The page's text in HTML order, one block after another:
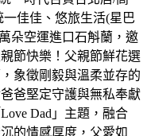
佳佳、悠旅生活(星巴
朵空運進口石斛蘭，邀
節快樂！父親節鮮花選
象徵剛毅與溫柔並存的
爸堅定守護與無私奉獻
Dad」主題，融合
的情感厚度，父愛如